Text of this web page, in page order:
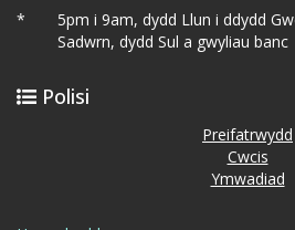
*
5pm i 9am, dydd Llun i ddydd
Sadwrn, dydd Sul a gwyliau banc
Polisi
Preifatrwydd
Cwcis
Ymwadiad